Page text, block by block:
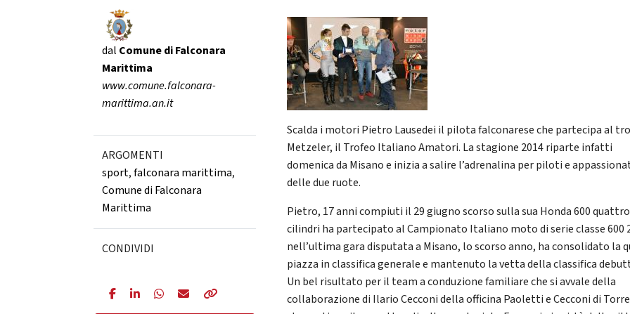
dal Comune di Falconara
Marittima
www.comune.falconara-
marittima.an.it
ARGOMENTI
sport,falconara marittima,
Comune di Falconara
Marittima
CONDIVIDI
Scalda i motori Pietro Lausedei il pilota falconarese che partecipa al
Metzeler, il Trofeo Italiano Amatori. La stagione 2014 riparte infatti
domenica da Misano e inizia a salire l’adrenalina per piloti e
delle due ruote.
Pietro, 17 anni compiuti il 29 giugno scorso sulla sua Honda 600 quattro
cilindri ha partecipato al Campionato Italiano moto di serie classe 600
nell’ultima gara disputata a Misano, lo scorso anno, ha consolidato la
piazza in classifica generale e mantenuto la vetta della classifica
Un bel risultato per il team a conduzione familiare che si avvale della
collaborazione di Ilario Cecconi della officina Paoletti e Cecconi di